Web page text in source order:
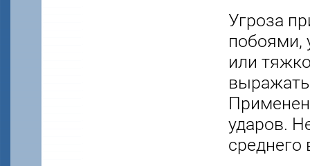
Угроза
побоями,
или
ударов.
среднего